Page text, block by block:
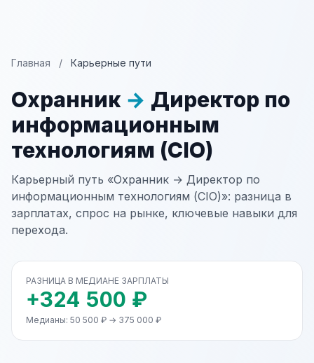
Главная / Карьерные пути
Охранник → Директор по
информационным
технологиям (CIO)
Карьерный путь «Охранник → Директор по
информационным технологиям (CIO)»: разница в
зарплатах, спрос на рынке, ключевые навыки для
перехода.
РАЗНИЦА В МЕДИАНЕ ЗАРПЛАТЫ
+324 500 ₽
Медианы: 50 500 ₽ → 375 000 ₽